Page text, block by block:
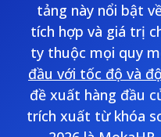
tảng này nổi bật
tích hợp và giá trị
ty thuộc mọi quy
đầu với tốc độ và
đề xuất hàng đầu
trích xuất từ khóa